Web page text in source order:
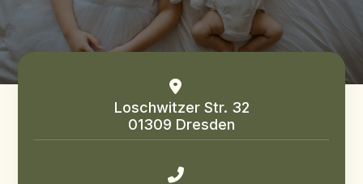

Loschwitzer Str. 32
01309 Dresden
